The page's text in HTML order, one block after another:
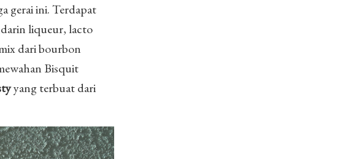
gerai ini. Terdapat
liqueur, lacto
dari bourbon
Bisquit
yang terbuat dari